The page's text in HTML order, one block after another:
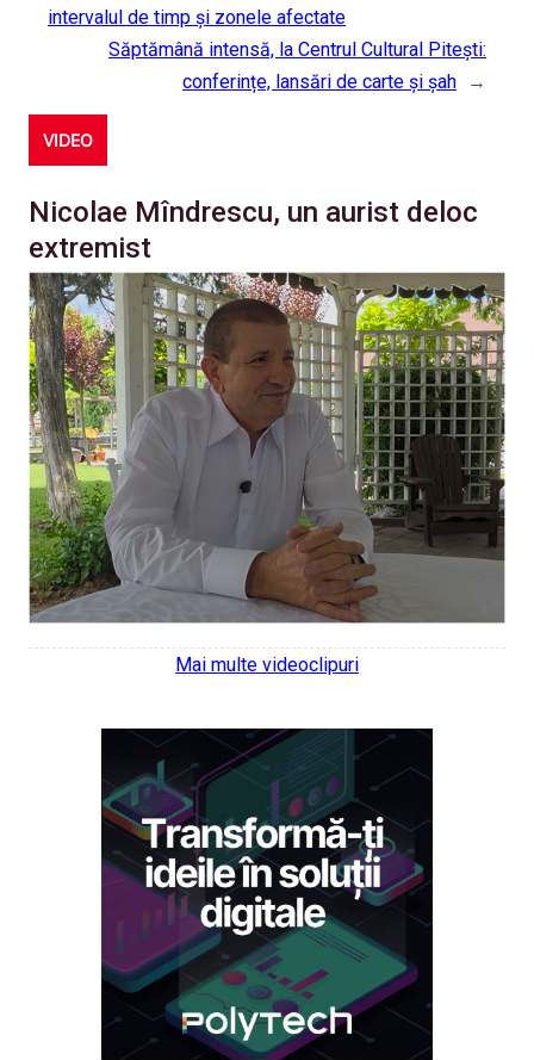
intervalul de timp și zonele afectate
Săptămână intensă, la Centrul Cultural Pitești:
conferințe, lansări de carte și șah
→
VIDEO
Nicolae Mîndrescu, un aurist deloc
extremist
Mai multe videoclipuri